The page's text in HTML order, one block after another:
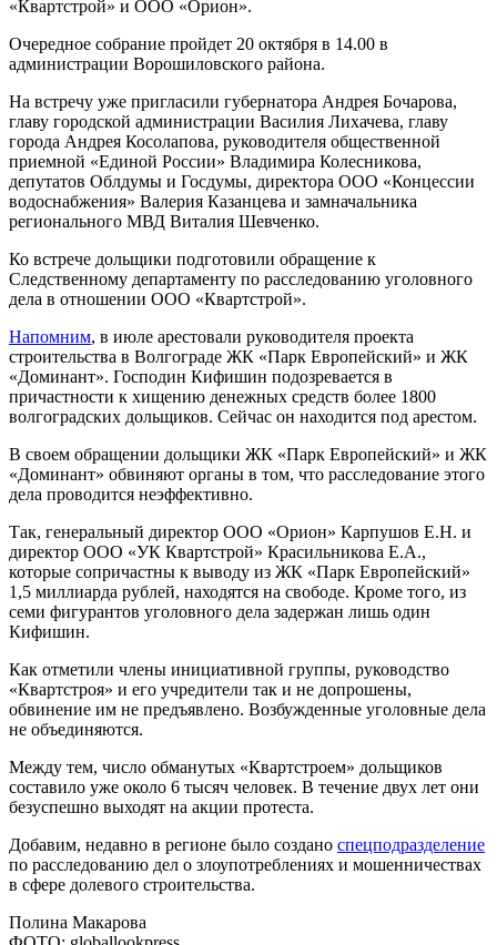
«Квартстрой» и ООО «Орион».
Очередное собрание пройдет 20 октября в 14.00 в
администрации Ворошиловского района.
На встречу уже пригласили губернатора Андрея Бочарова,
главу городской администрации Василия Лихачева, главу
города Андрея Косолапова, руководителя общественной
приемной «Единой России» Владимира Колесникова,
депутатов Облдумы и Госдумы, директора ООО «Концессии
водоснабжения» Валерия Казанцева и замначальника
регионального МВД Виталия Шевченко.
Ко встрече дольщики подготовили обращение к
Следственному департаменту по расследованию уголовного
дела в отношении ООО «Квартстрой».
Напомним, в июле арестовали руководителя проекта
строительства в Волгограде ЖК «Парк Европейский» и ЖК
«Доминант». Господин Кифишин подозревается в
причастности к хищению денежных средств более 1800
волгоградских дольщиков. Сейчас он находится под арестом.
В своем обращении дольщики ЖК «Парк Европейский» и ЖК
«Доминант» обвиняют органы в том, что расследование этого
дела проводится неэффективно.
Так, генеральный директор ООО «Орион» Карпушов Е.Н. и
директор ООО «УК Квартстрой» Красильникова Е.А.,
которые сопричастны к выводу из ЖК «Парк Европейский»
1,5 миллиарда рублей, находятся на свободе. Кроме того, из
семи фигурантов уголовного дела задержан лишь один
Кифишин.
Как отметили члены инициативной группы, руководство
«Квартстроя» и его учредители так и не допрошены,
обвинение им не предъявлено. Возбужденные уголовные дела
не объединяются.
Между тем, число обманутых «Квартстроем» дольщиков
составило уже около 6 тысяч человек. В течение двух лет они
безуспешно выходят на акции протеста.
Добавим, недавно в регионе было создано спецподразделение
по расследованию дел о злоупотреблениях и мошенничествах
в сфере долевого строительства.
Полина Макарова